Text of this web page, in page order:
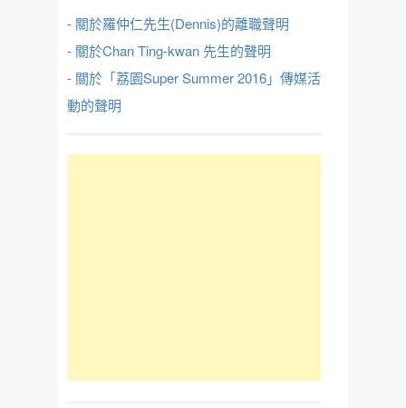
- 關於羅仲仁先生(Dennis)的離職聲明
- 關於Chan Ting-kwan 先生的聲明
- 關於「荔園Super Summer 2016」傳媒活
動的聲明